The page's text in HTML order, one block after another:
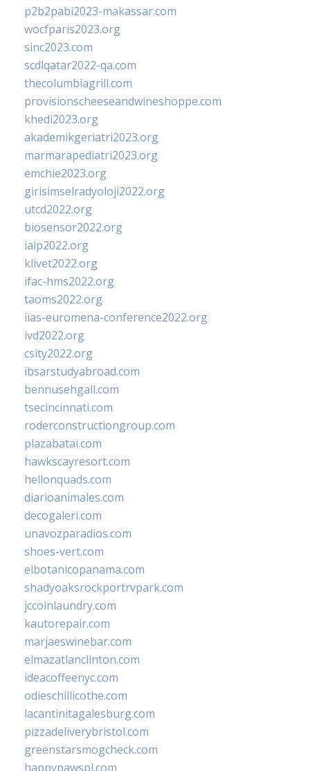
p2b2pabi2023-makassar.com
wocfparis2023.org
sinc2023.com
scdlqatar2022-qa.com
thecolumbiagrill.com
provisionscheeseandwineshoppe.com
khedi2023.org
akademikgeriatri2023.org
marmarapediatri2023.org
emchie2023.org
girisimselradyoloji2022.org
utcd2022.org
biosensor2022.org
ialp2022.org
klivet2022.org
ifac-hms2022.org
taoms2022.org
iias-euromena-conference2022.org
ivd2022.org
csity2022.org
ibsarstudyabroad.com
bennusehgall.com
tsecincinnati.com
roderconstructiongroup.com
plazabatai.com
hawkscayresort.com
hellonquads.com
diarioanimales.com
decogaleri.com
unavozparadios.com
shoes-vert.com
elbotanicopanama.com
shadyoaksrockportrvpark.com
jccoinlaundry.com
kautorepair.com
marjaeswinebar.com
elmazatlanclinton.com
ideacoffeenyc.com
odieschillicothe.com
lacantinitagalesburg.com
pizzadeliverybristol.com
greenstarsmogcheck.com
happypawspl.com